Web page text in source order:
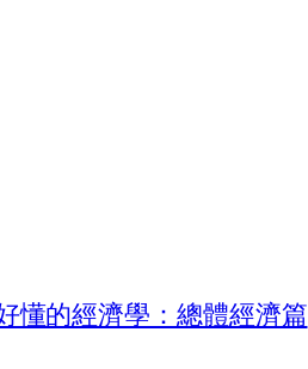
懂的經濟學：總體經濟篇